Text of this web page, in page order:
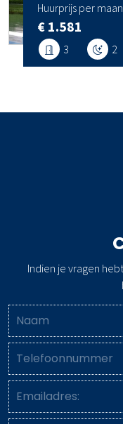
Huurprijs per
€ 1.581
3 2
Indien je vragen